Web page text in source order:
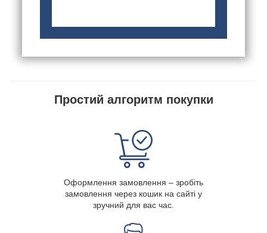
Простий алгоритм покупки
Оформлення замовлення – зробіть
замовлення через кошик на сайті у
зручний для вас час.